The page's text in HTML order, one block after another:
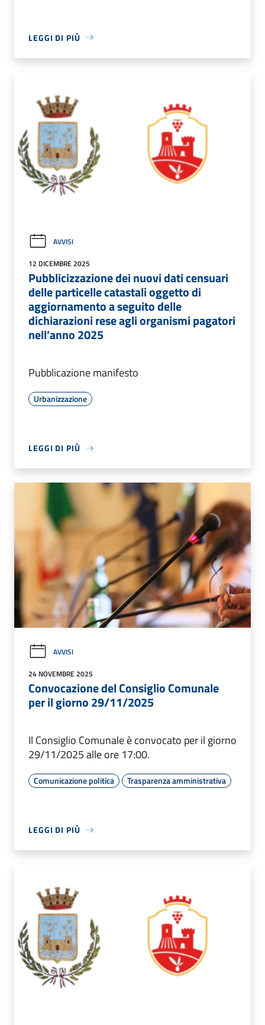
LEGGI DI PIÙ
AVVISI
12 DICEMBRE 2025
Pubblicizzazione dei nuovi dati censuari
delle particelle catastali oggetto di
aggiornamento a seguito delle
dichiarazioni rese agli organismi pagatori
nell’anno 2025
Pubblicazione manifesto
Urbanizzazione
LEGGI DI PIÙ
AVVISI
24 NOVEMBRE 2025
Convocazione del Consiglio Comunale
per il giorno 29/11/2025
Il Consiglio Comunale è convocato per il giorno
29/11/2025 alle ore 17:00.
Comunicazione politica Trasparenza amministrativa
LEGGI DI PIÙ